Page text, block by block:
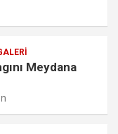
Meydana